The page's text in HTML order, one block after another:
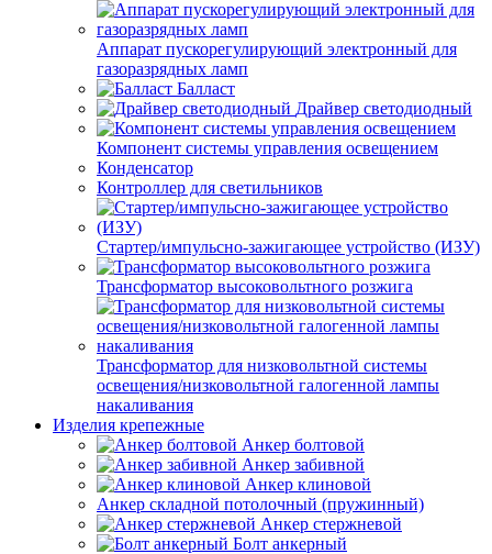
Аппарат пускорегулирующий электронный для
газоразрядных ламп
Балласт
Драйвер светодиодный
Компонент системы управления освещением
Конденсатор
Контроллер для светильников
Стартер/импульсно-зажигающее устройство (ИЗУ)
Трансформатор высоковольтного розжига
Трансформатор для низковольтной системы
освещения/низковольтной галогенной лампы
накаливания
Изделия крепежные
Анкер болтовой
Анкер забивной
Анкер клиновой
Анкер складной потолочный (пружинный)
Анкер стержневой
Болт анкерный